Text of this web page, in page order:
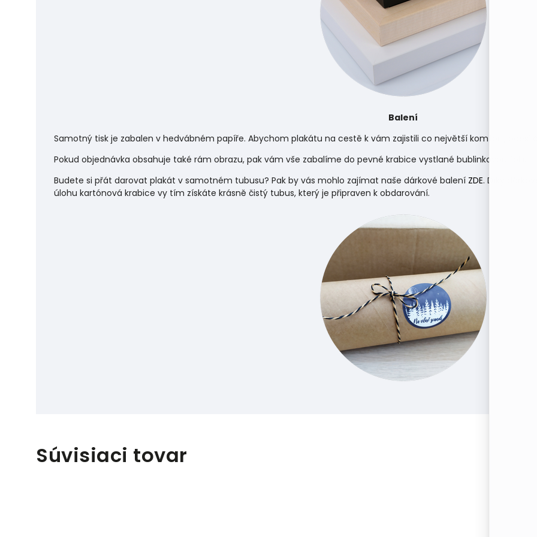
Balení
Samotný tisk je zabalen v hedvábném papíře. Abychom plakátu na cestě k vám zajistili co největší komfort,
Pokud objednávka obsahuje také rám obrazu, pak vám vše zabalíme do pevné krabice vystlané bublinkovou fólií.
Budete si přát darovat plakát v samotném tubusu? Pak by vás mohlo zajímat naše dárkové balení ZDE. Díky
úlohu kartónová krabice vy tím získáte krásně čistý tubus, který je připraven k obdarování.
Súvisiaci tovar